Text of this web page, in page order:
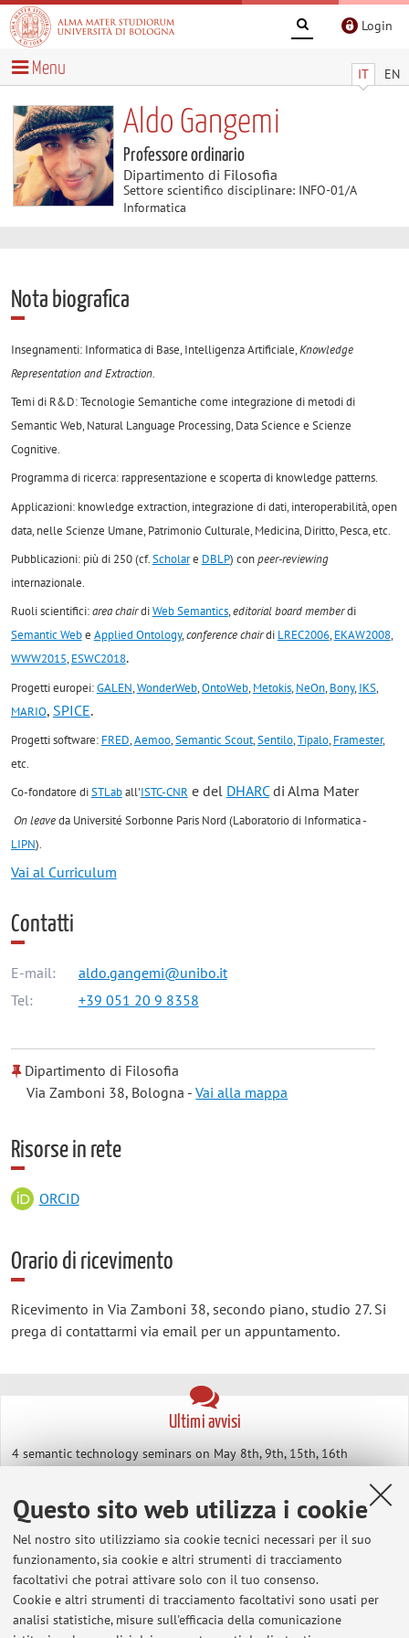
Questo sito web utilizza i cookie
Nel nostro sito utilizziamo sia cookie tecnici necessari per il suo
funzionamento, sia cookie e altri strumenti di tracciamento
facoltativi che potrai attivare solo con il tuo consenso.
Cookie e altri strumenti di tracciamento facoltativi sono usati per
analisi statistiche, misure sull'efficacia della comunicazione
Login
IT EN
Menu
Aldo Gangemi
Professore ordinario
Dipartimento di Filosofia
Settore scientifico disciplinare: INFO-01/A
Informatica
Nota biografica
Insegnamenti: Informatica di Base, Intelligenza Artificiale,Knowledge
Representation and Extraction.
Temi di R&D: Tecnologie Semantiche come integrazione di metodi di
Semantic Web, Natural Language Processing, Data Science e Scienze
Cognitive.
Programma di ricerca: rappresentazione e scoperta di knowledge patterns.
Applicazioni: knowledge extraction, integrazione di dati, interoperabilità, open
data, nelle Scienze Umane, Patrimonio Culturale, Medicina, Diritto, Pesca, etc.
Pubblicazioni: più di 250 (cf.Scholare DBLP) conpeer-reviewing
internazionale.
Ruoli scientifici:area chairdiWeb Semantics,editorial board memberdi
Semantic Webe Applied Ontology,conference chairdi LREC2006, EKAW2008,
WWW2015, ESWC2018.
Progetti europei:GALEN,WonderWeb,OntoWeb, Metokis, NeOn, Bony, IKS,
MARIO, SPICE.
Progetti software: FRED,Aemoo,Semantic Scout,Sentilo,Tipalo, Framester,
etc.
Co-fondatore diSTLaball'ISTC-CNR e del DHARCdi Alma Mater
On leaveda Université Sorbonne Paris Nord (Laboratorio di Informatica -
LIPN).
Vai al Curriculum
Contatti
E-mail:
aldo.gangemi@unibo.it
Tel:
+39 051 20 9 8358
Dipartimento di Filosofia
Via Zamboni 38, Bologna -Vai alla mappa
Risorse in rete
ORCID
Orario di ricevimento
Ricevimento in Via Zamboni 38, secondo piano, studio 27. Si
prega di contattarmi via email per un appuntamento.
Ultimi avvisi
4 semantic technology seminars on May 8th, 9th, 15th, 16th
Roberto Pieraccini's (Google) lecture at Centro Umberto Eco,
Thursday March 7th
Pubblicato il: 06 marzo 2019
Verbalizzazione Informatica di Base
Pubblicato il: 28 maggio 2018